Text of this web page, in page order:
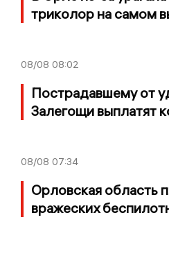
триколор на самом
08/08 08:02
Пострадавшему от
Залегощи выплатят
08/08 07:34
Орловская область
вражеских